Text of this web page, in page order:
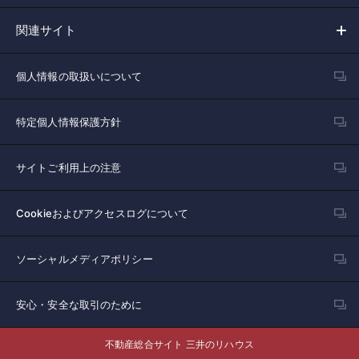
関連サイト
個人情報の取扱いについて
特定個人情報保護方針
サイトご利用上の注意
Cookieおよびアクセスログについて
ソーシャルメディアポリシー
安心・安全な取引のために
不動産総合サイト 三井のリハウス